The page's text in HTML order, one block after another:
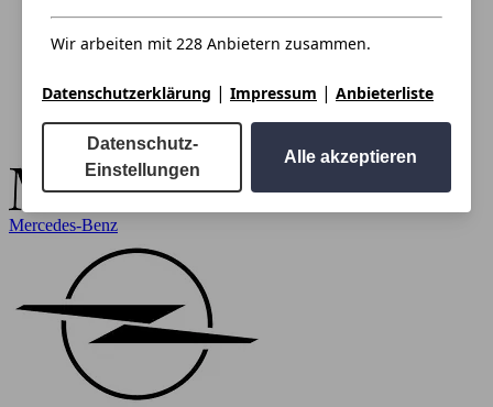
Wir arbeiten mit 228 Anbietern zusammen.
Datenschutzerklärung | Impressum | Anbieterliste
Datenschutz-
Einstellungen
Alle akzeptieren
Mercedes-Benz